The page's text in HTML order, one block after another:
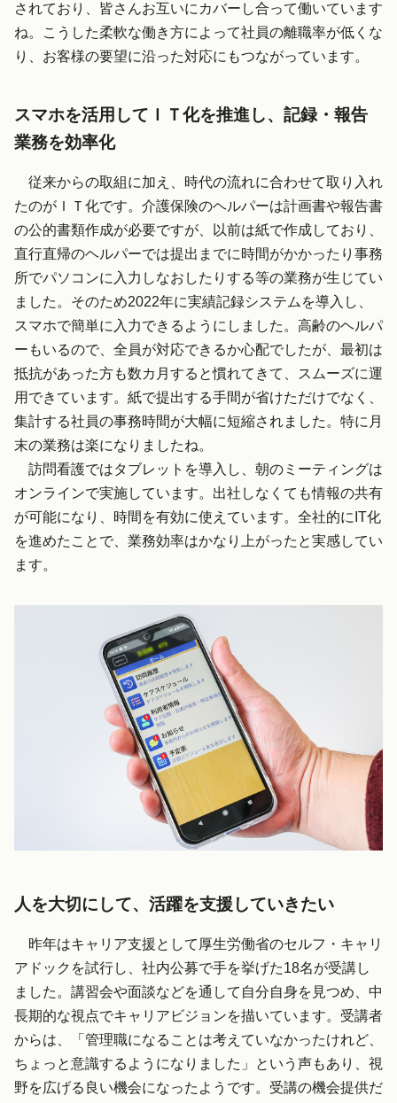
されており、皆さんお互いにカバーし合って働いています
ね。こうした柔軟な働き方によって社員の離職率が低くな
り、お客様の要望に沿った対応にもつながっています。
スマホを活用してＩＴ化を推進し、記録・報告
業務を効率化
従来からの取組に加え、時代の流れに合わせて取り入れ
たのがＩＴ化です。介護保険のヘルパーは計画書や報告書
の公的書類作成が必要ですが、以前は紙で作成しており、
直行直帰のヘルパーでは提出までに時間がかかったり事務
所でパソコンに入力しなおしたりする等の業務が生じてい
ました。そのため2022年に実績記録システムを導入し、
スマホで簡単に入力できるようにしました。高齢のヘルパ
ーもいるので、全員が対応できるか心配でしたが、最初は
抵抗があった方も数カ月すると慣れてきて、スムーズに運
用できています。紙で提出する手間が省けただけでなく、
集計する社員の事務時間が大幅に短縮されました。特に月
末の業務は楽になりましたね。
訪問看護ではタブレットを導入し、朝のミーティングは
オンラインで実施しています。出社しなくても情報の共有
が可能になり、時間を有効に使えています。全社的にIT化
を進めたことで、業務効率はかなり上がったと実感してい
ます。
人を大切にして、活躍を支援していきたい
昨年はキャリア支援として厚生労働省のセルフ・キャリ
アドックを試行し、社内公募で手を挙げた18名が受講し
ました。講習会や面談などを通して自分自身を見つめ、中
長期的な視点でキャリアビジョンを描いています。受講者
からは、「管理職になることは考えていなかったけれど、
ちょっと意識するようになりました」という声もあり、視
野を広げる良い機会になったようです。受講の機会提供だ